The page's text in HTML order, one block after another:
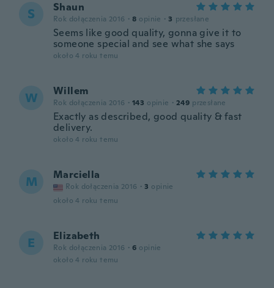
S Shaun
Rok dołączenia 2016 · 8 opinie · 3 przesłane
Seems like good quality, gonna give it to
someone special and see what she says
około 4 roku temu
W Willem
Rok dołączenia 2016 · 143 opinie · 249 przesłane
Exactly as described, good quality & fast
delivery.
około 4 roku temu
M Marciella
Rok dołączenia 2016 · 3 opinie
około 4 roku temu
E Elizabeth
Rok dołączenia 2016 · 6 opinie
około 4 roku temu